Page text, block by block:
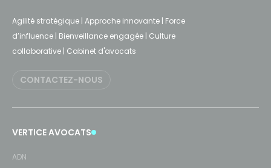
Agilité stratégique | Approche innovante | Force
d’influence | Bienveillance engagée | Culture
collaborative | Cabinet d'avocats
CONTACTEZ-NOUS
VERTICE AVOCATS
ADN